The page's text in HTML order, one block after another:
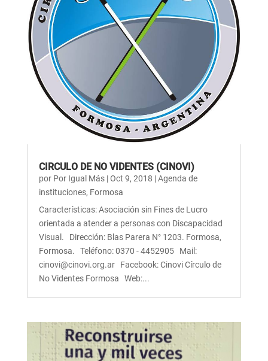
CIRCULO DE NO VIDENTES (CINOVI)
por Por Igual Más|Oct 9, 2018 |Agenda de
instituciones, Formosa
Características: Asociación sin Fines de Lucro
orientada a atender a personas con Discapacidad
Visual. Dirección: Blas Parera N° 1203. Formosa,
Formosa. Teléfono: 0370 - 4452905 Mail:
cinovi@cinovi.org.ar Facebook: Cinovi Círculo de
No Videntes Formosa Web:...